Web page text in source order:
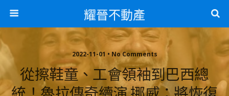
耀晉不動產
2022-11-01 • No Comments
從擦鞋童、工會領袖到巴西總